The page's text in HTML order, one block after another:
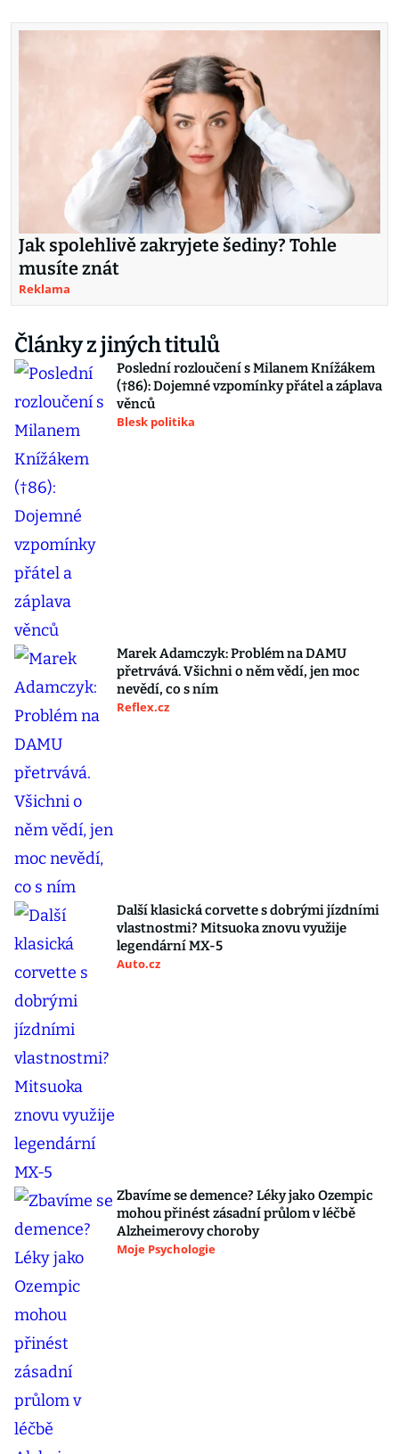
Jak spolehlivě zakryjete šediny? Tohle
musíte znát
Reklama
Články z jiných titulů
Poslední rozloučení s Milanem Knížákem
(†86): Dojemné vzpomínky přátel a záplava
věnců
Blesk politika
Marek Adamczyk: Problém na DAMU
přetrvává. Všichni o něm vědí, jen moc
nevědí, co s ním
Reflex.cz
Další klasická corvette s dobrými jízdními
vlastnostmi? Mitsuoka znovu využije
legendární MX-5
Auto.cz
Zbavíme se demence? Léky jako Ozempic
mohou přinést zásadní průlom v léčbě
Alzheimerovy choroby
Moje Psychologie